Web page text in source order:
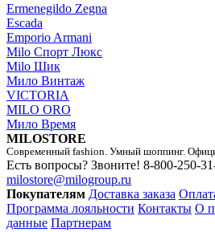
Ermenegildo Zegna
Escada
Emporio Armani
Milo Спорт Люкс
Milo Шик
Мило Винтаж
VICTORIA
MILO ORO
Мило Время
MILOSTORE
Современный fashion. Умный шоппинг.
Есть вопросы? Звоните! 8-800-250-
milostore@milogroup.ru
Покупателям Доставка заказа
Программа лояльности Контакты О
данные Партнерам